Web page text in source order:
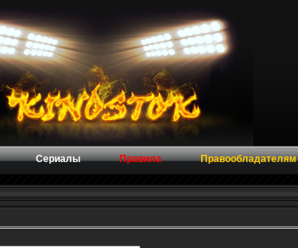
Сериалы Правила Правообладателям